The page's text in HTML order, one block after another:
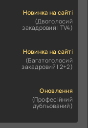
Новинка на сайті
(Двоголосий
закадровий | TV4)
Новинка на сайті
(Багатоголосий
закадровий | 2+2)
Оновлення
(Професійний
дубльований)